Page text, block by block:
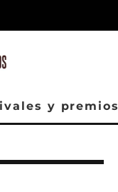
y premios